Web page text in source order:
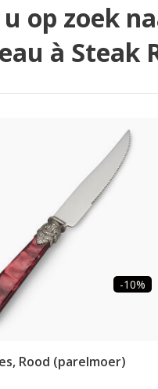
op zoek
à Steak
-10%
Rood (parelmoer)